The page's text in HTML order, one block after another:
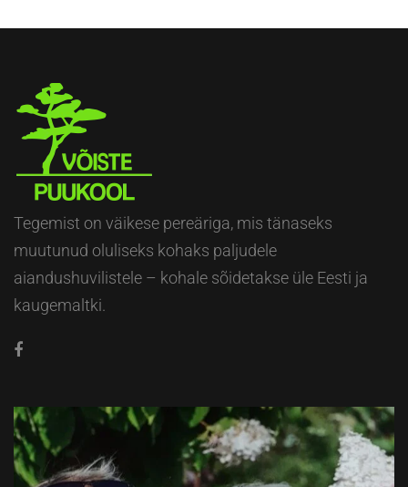
Tegemist on väikese pereäriga, mis tänaseks
muutunud oluliseks kohaks paljudele
aiandushuvilistele – kohale sõidetakse üle Eesti ja
kaugemaltki.